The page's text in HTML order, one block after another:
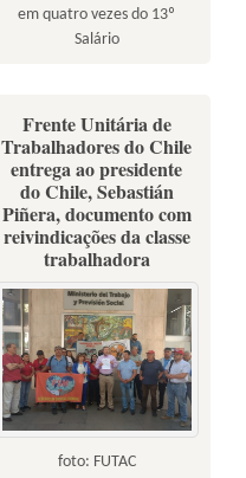
em quatro vezes do 13º
Salário
Frente Unitária de
Trabalhadores do Chile
entrega ao presidente
do Chile, Sebastián
Piñera, documento com
reivindicações da classe
trabalhadora
foto: FUTAC